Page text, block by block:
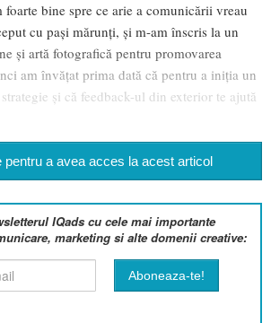
foarte bine spre ce arie a comunicării vreau
cu pași mărunți, și m-am înscris la un
și artă fotografică pentru promovarea
am învățat prima dată că pentru a iniția un
și că feedback-ul din exterior te ajută
pentru a avea acces la acest articol
IQads cu cele mai importante
marketing si alte domenii creative: